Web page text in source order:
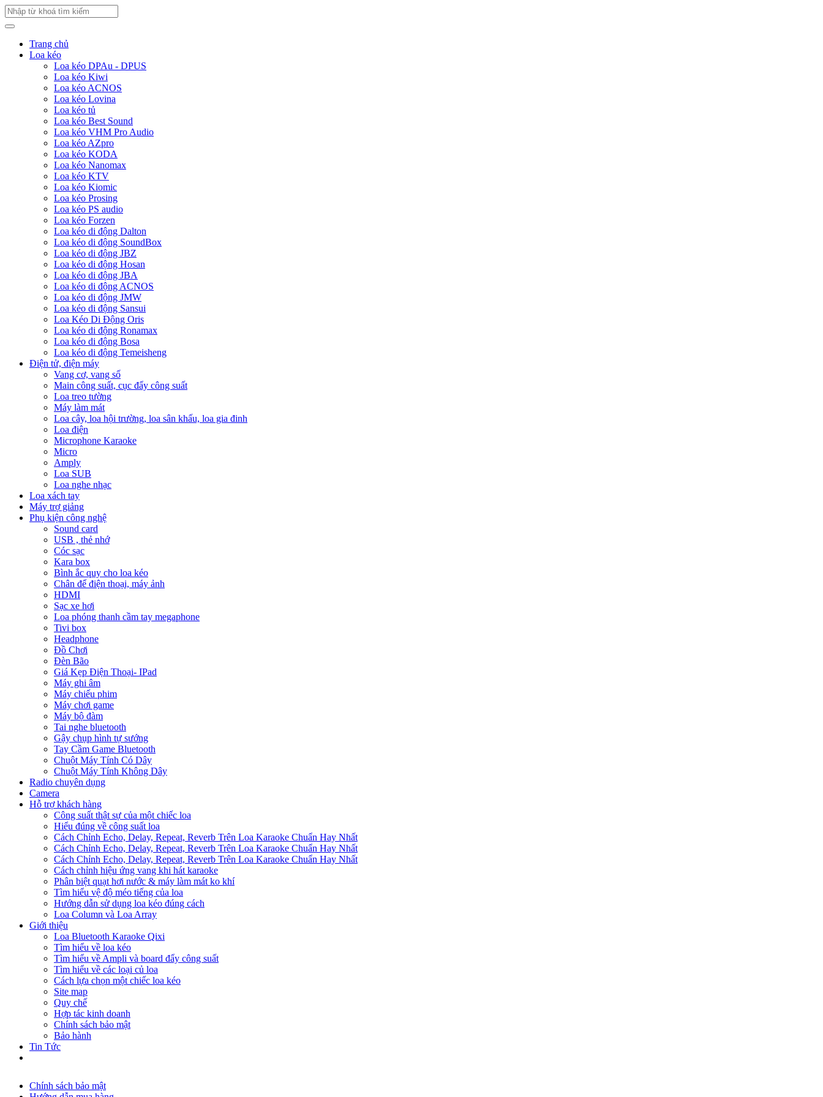
Trang chủ
Loa kéo
Loa kéo DPAu - DPUS
Loa kéo Kiwi
Loa kéo ACNOS
Loa kéo Lovina
Loa kéo tủ
Loa kéo Best Sound
Loa kéo VHM Pro Audio
Loa kéo AZpro
Loa kéo KODA
Loa kéo Nanomax
Loa kéo KTV
Loa kéo Kiomic
Loa kéo Prosing
Loa kéo PS audio
Loa kéo Forzen
Loa kéo di động Dalton
Loa kéo di động SoundBox
Loa kéo di động JBZ
Loa kéo di động Hosan
Loa kéo di động JBA
Loa kéo di động ACNOS
Loa kéo di động JMW
Loa kéo di động Sansui
Loa Kéo Di Động Oris
Loa kéo di động Ronamax
Loa kéo di động Bosa
Loa kéo di động Temeisheng
Điện tử, điện máy
Vang cơ, vang số
Main công suất, cục đẩy công suất
Loa treo tường
Máy làm mát
Loa cây, loa hội trường, loa sân khấu, loa gia đinh
Loa điện
Microphone Karaoke
Micro
Amply
Loa SUB
Loa nghe nhạc
Loa xách tay
Máy trợ giảng
Phụ kiện công nghệ
Sound card
USB , thẻ nhớ
Cóc sạc
Kara box
Bình ắc quy cho loa kéo
Chân để điện thoại, máy ảnh
HDMI
Sạc xe hơi
Loa phóng thanh cầm tay megaphone
Tivi box
Headphone
Đồ Chơi
Đèn Bão
Giá Kẹp Điện Thoại- IPad
Máy ghi âm
Máy chiếu phim
Máy chơi game
Máy bộ đàm
Tai nghe bluetooth
Gậy chụp hình tự sướng
Tay Cầm Game Bluetooth
Chuột Máy Tính Có Dây
Chuột Máy Tính Không Dây
Radio chuyên dụng
Camera
Hỗ trợ khách hàng
Công suất thật sự của một chiếc loa
Hiểu đúng về công suất loa
Cách Chỉnh Echo, Delay, Repeat, Reverb Trên Loa Karaoke Chuẩn Hay Nhất
Cách Chỉnh Echo, Delay, Repeat, Reverb Trên Loa Karaoke Chuẩn Hay Nhất
Cách Chỉnh Echo, Delay, Repeat, Reverb Trên Loa Karaoke Chuẩn Hay Nhất
Cách chỉnh hiệu ứng vang khi hát karaoke
Phân biệt quạt hơi nước & máy làm mát ko khí
Tìm hiểu vệ độ méo tiếng của loa
Hướng dẫn sử dụng loa kéo đúng cách
Loa Column và Loa Array
Giới thiệu
Loa Bluetooth Karaoke Qixi
Tìm hiểu về loa kéo
Tìm hiểu về Ampli và board đẩy công suất
Tìm hiểu về các loại củ loa
Cách lựa chọn một chiếc loa kéo
Site map
Quy chế
Hợp tác kinh doanh
Chính sách bảo mật
Bảo hành
Tin Tức
Chính sách bảo mật